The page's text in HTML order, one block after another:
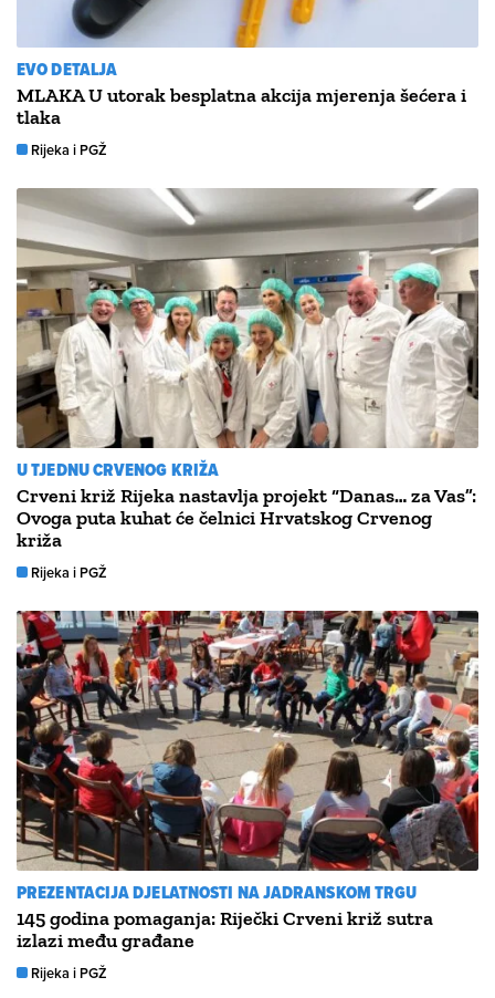
EVO DETALJA
MLAKA U utorak besplatna akcija mjerenja šećera i
tlaka
Rijeka i PGŽ
U TJEDNU CRVENOG KRIŽA
Crveni križ Rijeka nastavlja projekt “Danas… za Vas”:
Ovoga puta kuhat će čelnici Hrvatskog Crvenog
križa
Rijeka i PGŽ
PREZENTACIJA DJELATNOSTI NA JADRANSKOM TRGU
145 godina pomaganja: Riječki Crveni križ sutra
izlazi među građane
Rijeka i PGŽ